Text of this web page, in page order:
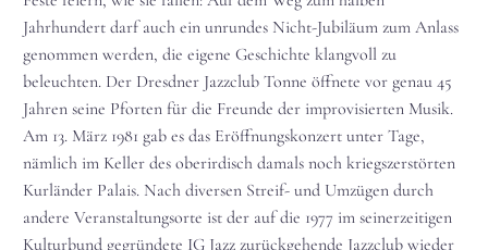
Jahrhundert darf auch ein unrundes Nicht-Jubiläum zum Anlass
genommen werden, die eigene Geschichte klangvoll zu
beleuchten. Der Dresdner Jazzclub Tonne öffnete vor genau 45
Jahren seine Pforten für die Freunde der improvisierten Musik.
Am 13. März 1981 gab es das Eröffnungskonzert unter Tage,
nämlich im Keller des oberirdisch damals noch kriegszerstörten
Kurländer Palais. Nach diversen Streif- und Umzügen durch
andere Veranstaltungsorte ist der auf die 1977 im seinerzeitigen
Kulturbund gegründete IG Jazz zurückgehende Jazzclub wieder